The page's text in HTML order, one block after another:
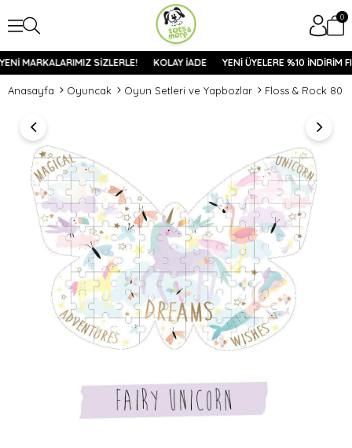
0
MARKALARIMIZ SİZLERLE! KOLAY İADE YENİ ÜYELERE %10 İNDİRİM
Anasayfa Oyuncak Oyun Setleri ve Yapbozlar Floss & Rock 80